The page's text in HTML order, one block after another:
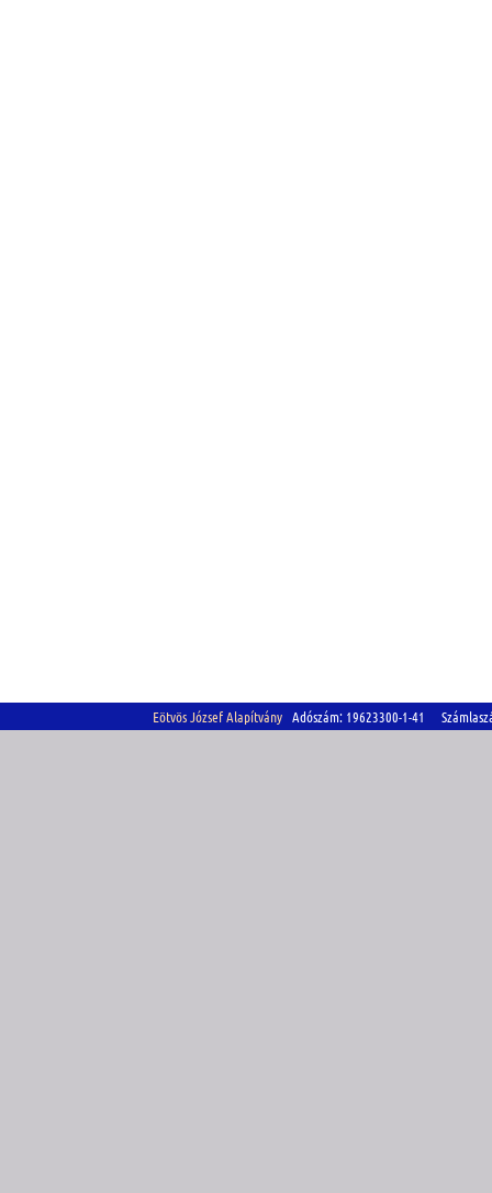
Eötvös József Alapítvány Adószám: 19623300-1-41